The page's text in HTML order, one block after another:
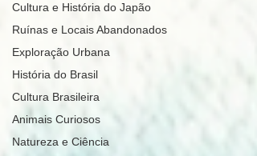
Cultura e História do Japão
Ruínas e Locais Abandonados
Exploração Urbana
História do Brasil
Cultura Brasileira
Animais Curiosos
Natureza e Ciência